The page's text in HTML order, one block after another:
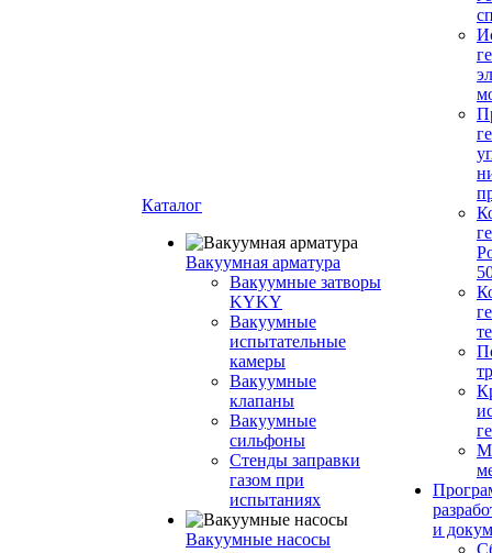
Каталог
Вакуумная арматура
Вакуумные затворы
KYKY
Вакуумные
испытательные
камеры
Вакуумные
клапаны
Вакуумные
сильфоны
Стенды заправки
газом при
испытаниях
Вакуумные насосы
и